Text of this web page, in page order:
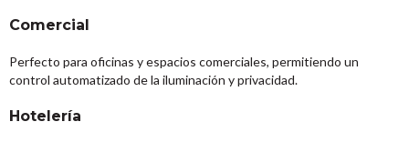
Comercial
Perfecto para oficinas y espacios comerciales, permitiendo un
control automatizado de la iluminación y privacidad.
Hotelería